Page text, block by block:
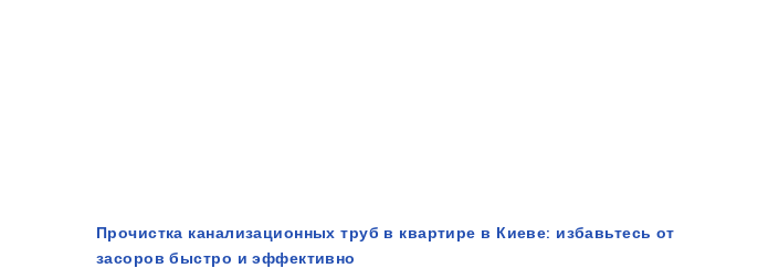
Прочистка канализационных труб в квартире в Киеве: избавьтесь от
засоров быстро и эффективно